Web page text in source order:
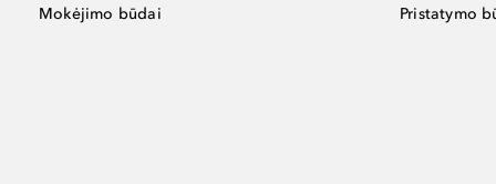
Mokėjimo būdai Pristatymo